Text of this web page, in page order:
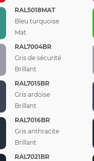
RAL5018MAT
Bleu turquoise
Mat
RAL7004BR
Gris de sécurité
Brillant
RAL7015BR
Gris ardoise
Brillant
RAL7016BR
Gris anthracite
Brillant
RAL7021BR